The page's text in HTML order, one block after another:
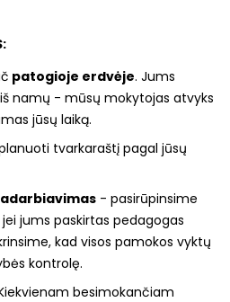
patogioje erdvėje. Jums
namų - mūsų mokytojas atvyks
jūsų laiką.
tvarkaraštį pagal jūsų
- pasirūpinsime
jums paskirtas pedagogas
kad visos pamokos vyktų
kontrolę.
besimokančiam